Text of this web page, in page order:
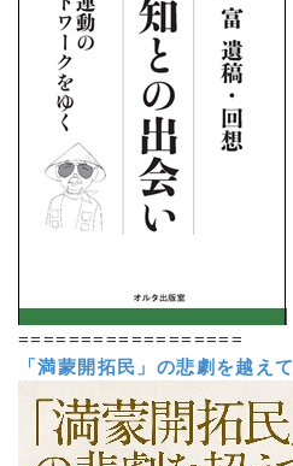
==================
「満蒙開拓民」の悲劇を越えて